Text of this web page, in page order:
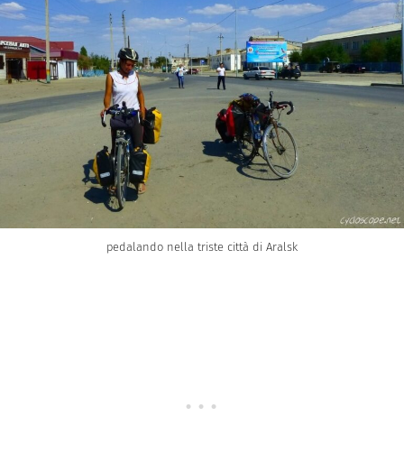
pedalando nella triste città di Aralsk